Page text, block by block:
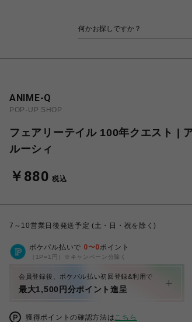
ANIME-Q
POP-UP SHOP
フェアリーテイル 100年クエスト |
ルーシィ
￥880 税込
7～10営業日後発送予定 (土・日・祝を除く)
ポケパル払いで 0〜0ポイント
（1P=1円）※キャンペーン分除く
会員登録後、ポケパル払い初回登録&利用で
最大1,500円分ポイント進呈
獲得ポイントの確認方法はこちら